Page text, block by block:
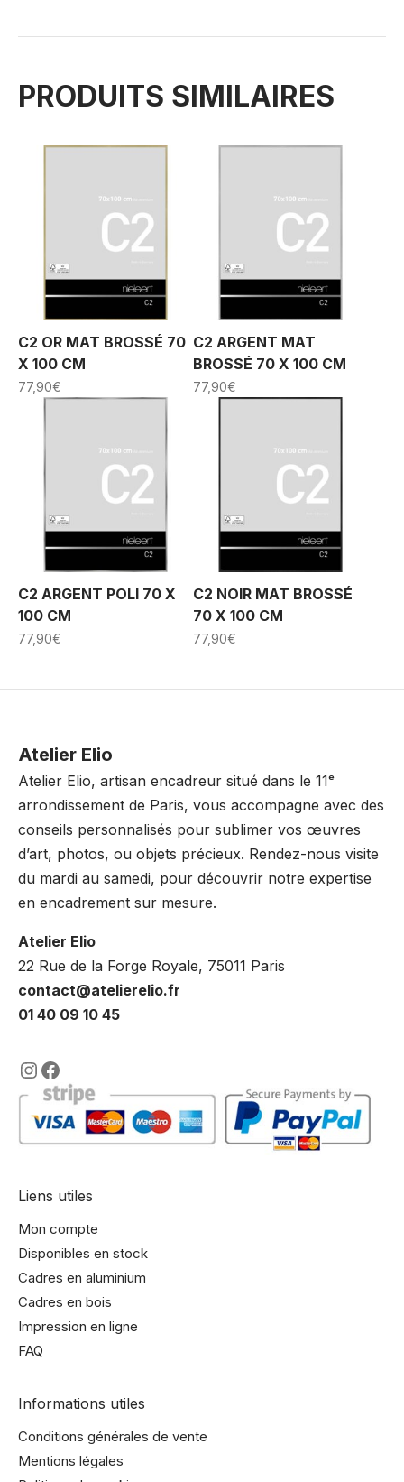
PRODUITS SIMILAIRES
C2 OR MAT BROSSÉ 70
X 100 CM
77,90€
C2 ARGENT MAT
BROSSÉ 70 X 100 CM
77,90€
C2 ARGENT POLI 70 X
100 CM
77,90€
C2 NOIR MAT BROSSÉ
70 X 100 CM
77,90€
Atelier Elio
Atelier Elio, artisan encadreur situé dans le 11ᵉ
arrondissement de Paris, vous accompagne avec des
conseils personnalisés pour sublimer vos œuvres
d’art, photos, ou objets précieux. Rendez-nous visite
du mardi au samedi, pour découvrir notre expertise
en encadrement sur mesure.
Atelier Elio
22 Rue de la Forge Royale, 75011 Paris
contact@atelierelio.fr
01 40 09 10 45
https://www.instagram.com/
https://www.facebook.com/
Liens utiles
Mon compte
Disponibles en stock
Cadres en aluminium
Cadres en bois
Impression en ligne
FAQ
Informations utiles
Conditions générales de vente
Mentions légales